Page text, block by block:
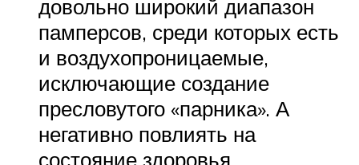
довольно широкий диапазон
памперсов, среди которых есть
и воздухопроницаемые,
исключающие создание
пресловутого «парника». А
негативно повлиять на
состояние здоровья